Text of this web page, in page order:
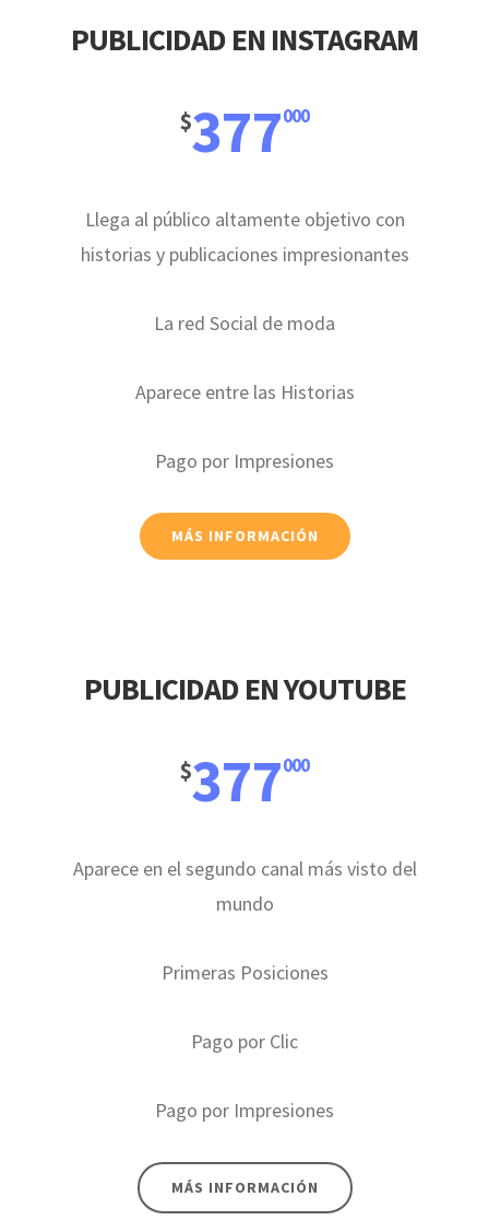
PUBLICIDAD EN INSTAGRAM
$377000
Llega al público altamente objetivo con
historias y publicaciones impresionantes
La red Social de moda
Aparece entre las Historias
Pago por Impresiones
MÁS INFORMACIÓN
PUBLICIDAD EN YOUTUBE
$377000
Aparece en el segundo canal más visto del
mundo
Primeras Posiciones
Pago por Clic
Pago por Impresiones
MÁS INFORMACIÓN